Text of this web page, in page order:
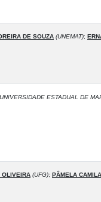
DE SOUZA (UNEMAT);
ESTADUAL DE
OLIVEIRA (UFG); PÂMELA